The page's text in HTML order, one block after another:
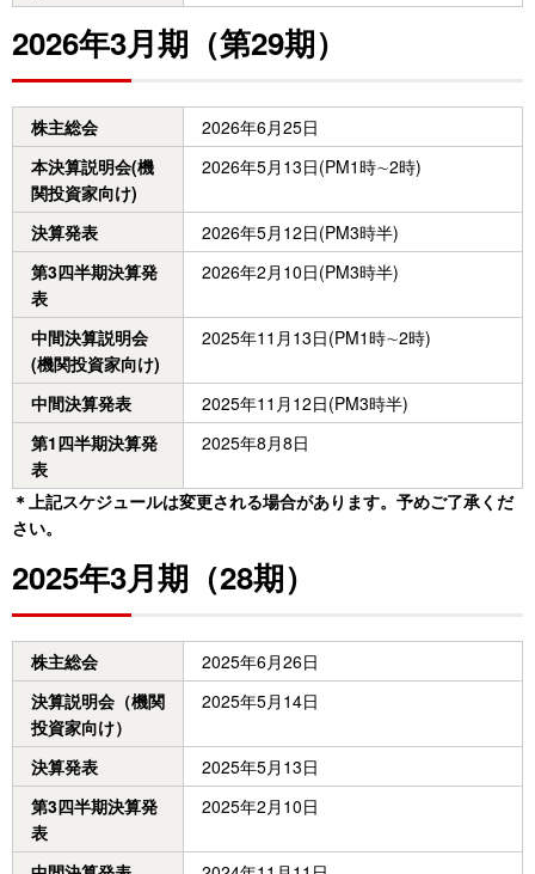
2026年3月期（第29期）
株主総会
2026年6月25日
本決算説明会(機
関投資家向け)
2026年5月13日(PM1時∼2時)
決算発表
2026年5月12日(PM3時半)
第3四半期決算発
表
2026年2月10日(PM3時半)
中間決算説明会
(機関投資家向け)
2025年11月13日(PM1時∼2時)
中間決算発表
2025年11月12日(PM3時半)
第1四半期決算発
表
2025年8月8日
＊上記スケジュールは変更される場合があります。予めご了承くだ
さい。
2025年3月期（28期）
株主総会
2025年6月26日
決算説明会（機関
投資家向け）
2025年5月14日
決算発表
2025年5月13日
第3四半期決算発
表
2025年2月10日